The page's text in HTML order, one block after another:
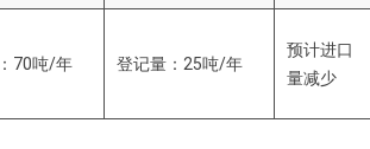
70吨/年 登记量：25吨/年
预计进口
量减少